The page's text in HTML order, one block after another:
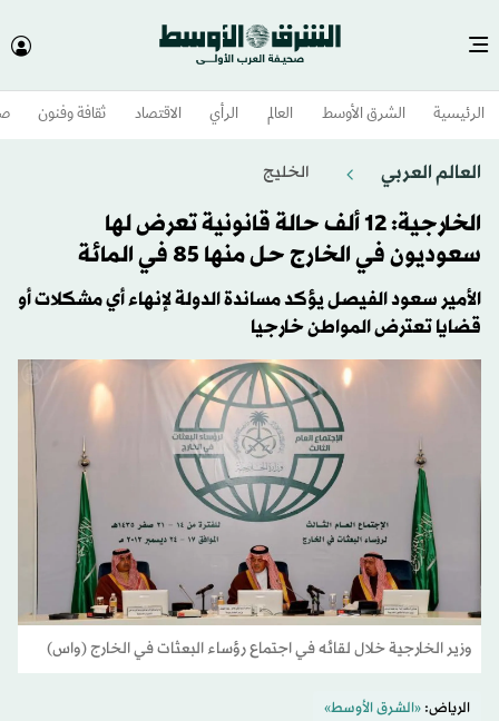
الرئيسية الشرق الأوسط​ العالم الرأي الاقتصاد ثقافة وفنون
العالم العربي الخليج
الخارجية: 12 ألف حالة قانونية تعرض لها
سعوديون في الخارج حل منها 85 في المائة
الأمير سعود الفيصل يؤكد مساندة الدولة لإنهاء أي مشكلات أو
قضايا تعترض المواطن خارجيا
وزير الخارجية خلال لقائه في اجتماع رؤساء البعثات في الخارج (واس)
الرياض:«الشرق الأوسط»